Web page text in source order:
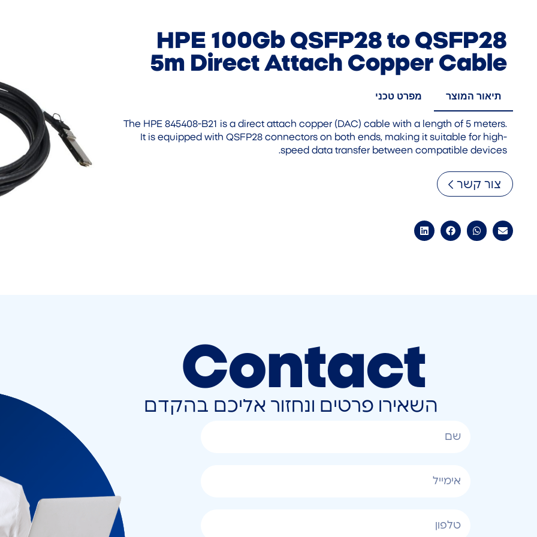
HPE 100Gb QSFP28 to QSFP28
5m Direct Attach Copper Cable
תיאור המוצר מפרט טכני
The HPE 845408-B21 is a direct attach copper (DAC) cable with a length of 5 meters.
It is equipped with QSFP28 connectors on both ends, making it suitable for high-
speed data transfer between compatible devices.
צור קשר
Contact
השאירו פרטים ונחזור אליכם בהקדם